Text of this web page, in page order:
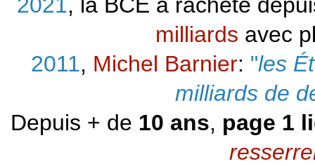
milliards avec
2011, Michel Barnier: "les
milliards de
Depuis + de 10 ans, page 1